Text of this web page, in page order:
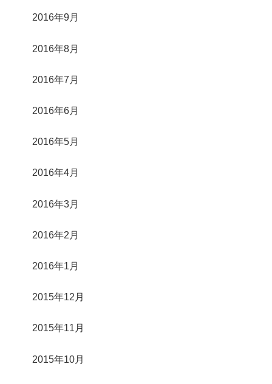
2016年9月
2016年8月
2016年7月
2016年6月
2016年5月
2016年4月
2016年3月
2016年2月
2016年1月
2015年12月
2015年11月
2015年10月